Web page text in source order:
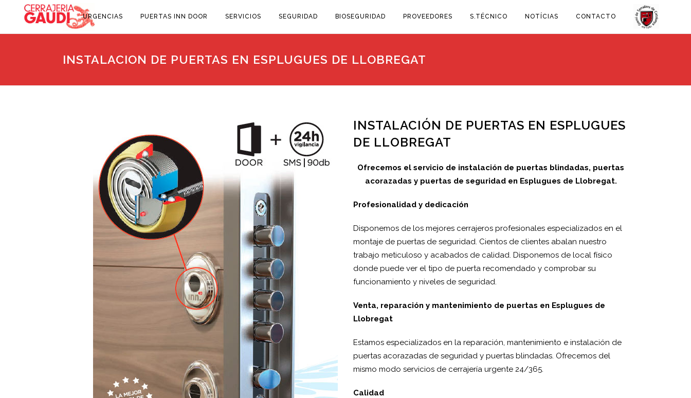
URGENCIAS PUERTAS INN DOOR SERVICIOS SEGURIDAD BIOSEGURIDAD PROVEEDORES S.TÉCNICO NOTÍCIAS CONTACTO
INSTALACION DE PUERTAS EN ESPLUGUES DE LLOBREGAT
INSTALACIÓN DE PUERTAS EN ESPLUGUES
DE LLOBREGAT
Ofrecemos el servicio de instalación de puertas blindadas, puertas
acorazadas y puertas de seguridad en Esplugues de Llobregat.
Profesionalidad y dedicación
Disponemos de los mejores cerrajeros profesionales especializados en el
montaje de puertas de seguridad. Cientos de clientes abalan nuestro
trabajo meticuloso y acabados de calidad. Disponemos de local físico
donde puede ver el tipo de puerta recomendado y comprobar su
funcionamiento y niveles de seguridad.
Venta, reparación y mantenimiento de puertas en Esplugues de
Llobregat
Estamos especializados en la reparación, mantenimiento e instalación de
puertas acorazadas de seguridad y puertas blindadas. Ofrecemos del
mismo modo servicios de cerrajería urgente 24/365.
Calidad